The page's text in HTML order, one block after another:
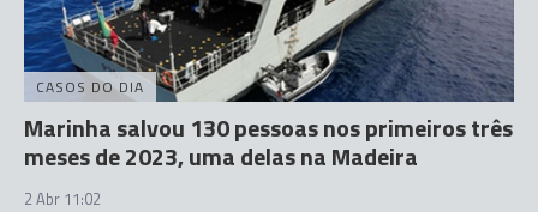
CASOS DO DIA
Marinha salvou 130 pessoas nos primeiros três
meses de 2023, uma delas na Madeira
2 Abr 11:02